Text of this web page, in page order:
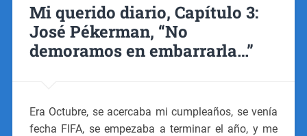
Mi querido diario, Capítulo 3:
José Pékerman, “No
demoramos en embarrarla…”
Era Octubre, se acercaba mi cumpleaños, se venía
fecha FIFA, se empezaba a terminar el año, y me